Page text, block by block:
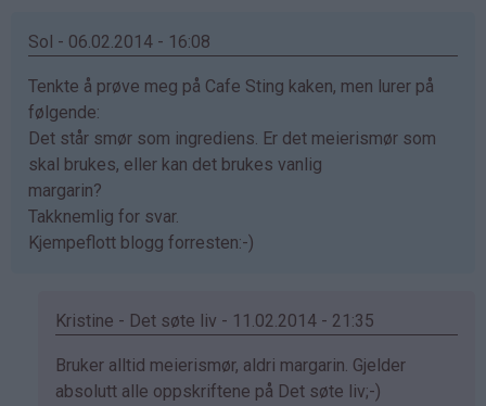
Sol - 06.02.2014 - 16:08
Tenkte å prøve meg på Cafe Sting kaken, men lurer på
følgende:
Det står smør som ingrediens. Er det meierismør som
skal brukes, eller kan det brukes vanlig
margarin?
Takknemlig for svar.
Kjempeflott blogg forresten:-)
Kristine - Det søte liv - 11.02.2014 - 21:35
Som
svar
Bruker alltid meierismør, aldri margarin. Gjelder
absolutt alle oppskriftene på Det søte liv;-)